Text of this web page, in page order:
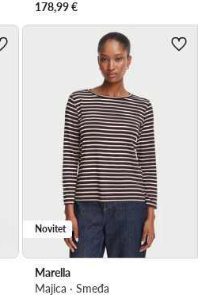
178,99€
Novitet
Marella
Majica · Smeđa